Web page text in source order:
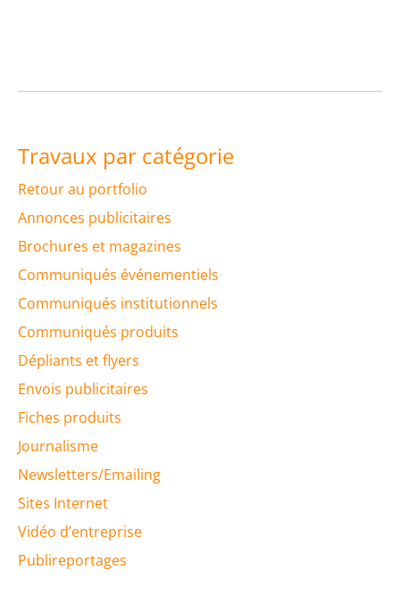
Travaux par catégorie
Retour au portfolio
Annonces publicitaires
Brochures et magazines
Communiqués événementiels
Communiqués institutionnels
Communiqués produits
Dépliants et flyers
Envois publicitaires
Fiches produits
Journalisme
Newsletters/Emailing
Sites Internet
Vidéo d’entreprise
Publireportages